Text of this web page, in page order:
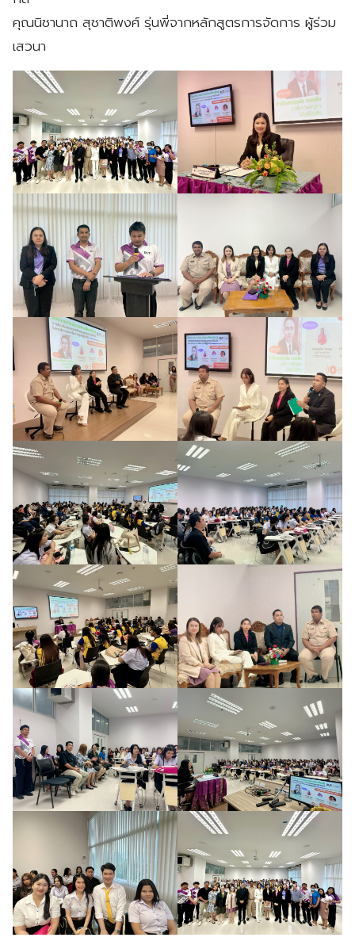
คุณนิชานาถ สุชาติพงศ์ รุ่นพี่จากหลักสูตรการจัดการ ผู้ร่วม
เสวนา